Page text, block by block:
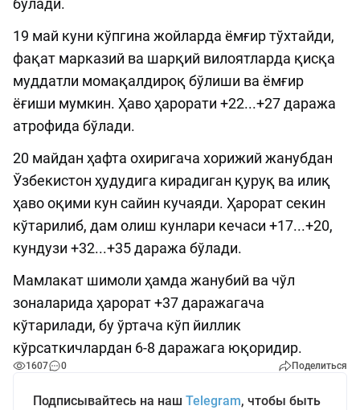
бўлади.
19 май куни кўпгина жойларда ёмғир тўхтайди,
фақат марказий ва шарқий вилоятларда қисқа
муддатли момақалдироқ бўлиши ва ёмғир
ёғиши мумкин. Ҳаво ҳарорати +22...+27 даража
атрофида бўлади.
20 майдан ҳафта охиригача хорижий жанубдан
Ўзбекистон ҳудудига кирадиган қуруқ ва илиқ
ҳаво оқими кун сайин кучаяди. Ҳарорат секин
кўтарилиб, дам олиш кунлари кечаси +17...+20,
кундузи +32...+35 даража бўлади.
Мамлакат шимоли ҳамда жанубий ва чўл
зоналарида ҳарорат +37 даражагача
кўтарилади, бу ўртача кўп йиллик
кўрсаткичлардан 6-8 даражага юқоридир.
1607 0 Поделиться
Подписывайтесь на наш Telegram, чтобы быть